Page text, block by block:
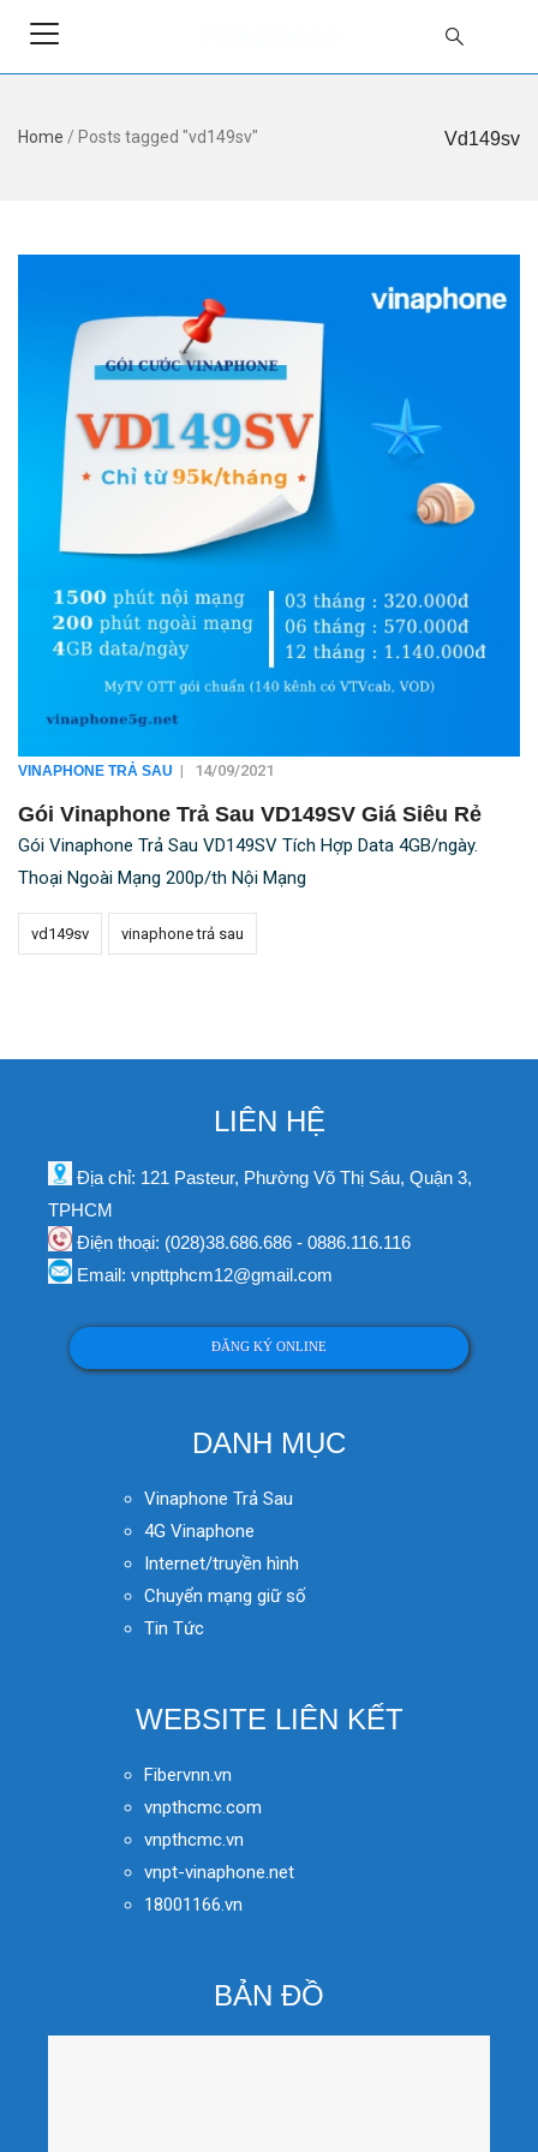
Vd149sv
Home / Posts tagged "vd149sv"
VINAPHONE TRẢ SAU | 14/09/2021
Gói Vinaphone Trả Sau VD149SV Giá Siêu Rẻ
Gói Vinaphone Trả Sau VD149SV Tích Hợp Data 4GB/ngày.
Thoại Ngoài Mạng 200p/th Nội Mạng
vd149sv vinaphone trả sau
LIÊN HỆ
Địa chỉ: 121 Pasteur, Phường Võ Thị Sáu, Quận 3,
TPHCM
Điện thoại: (028)38.686.686 - 0886.116.116
Email: vnpttphcm12@gmail.com
ĐĂNG KÝ ONLINE
DANH MỤC
Vinaphone Trả Sau
4G Vinaphone
Internet/truyền hình
Chuyển mạng giữ số
Tin Tức
WEBSITE LIÊN KẾT
Fibervnn.vn
vnpthcmc.com
vnpthcmc.vn
vnpt-vinaphone.net
18001166.vn
BẢN ĐỒ